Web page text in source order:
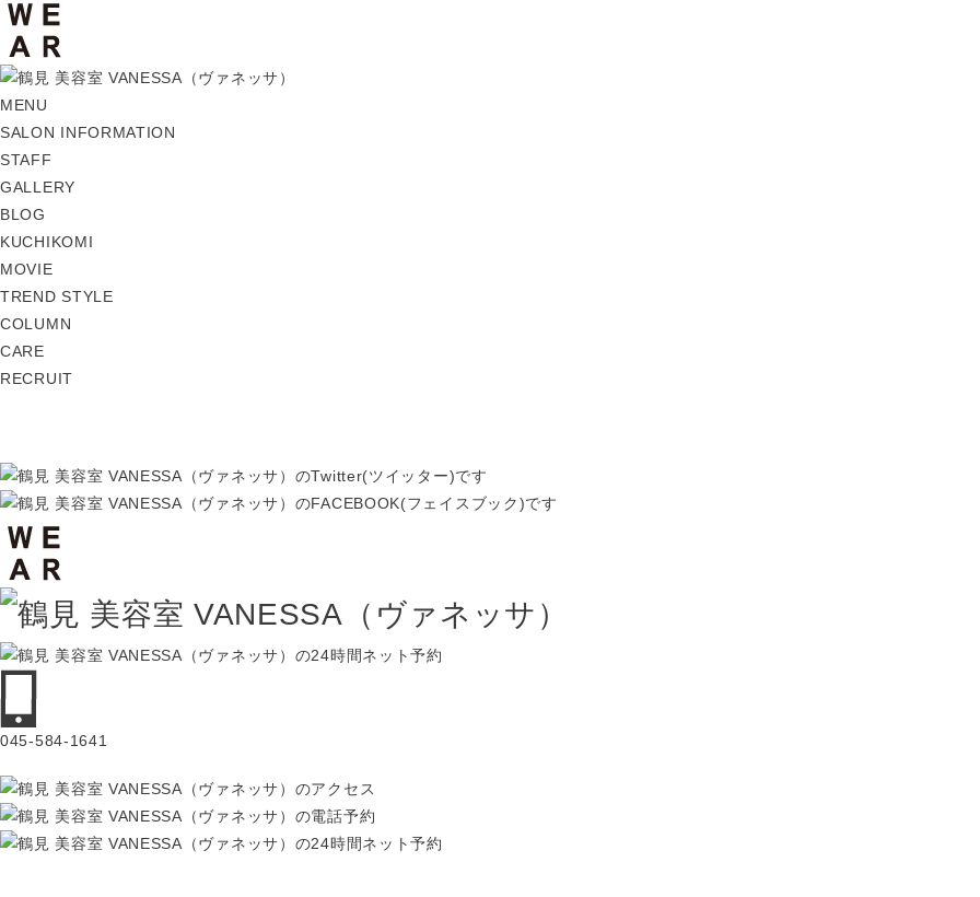
MENU
SALON INFORMATION
STAFF
GALLERY
BLOG
KUCHIKOMI
MOVIE
TREND STYLE
COLUMN
CARE
RECRUIT
045-584-1641